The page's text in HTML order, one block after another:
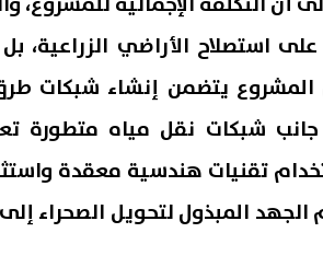
استصلاح الأراضي الزراعية،
المشروع يتضمن إنشاء شبكات
شبكات نقل مياه متطورة
تقنيات هندسية معقدة
المبذول لتحويل الصحراء إلى